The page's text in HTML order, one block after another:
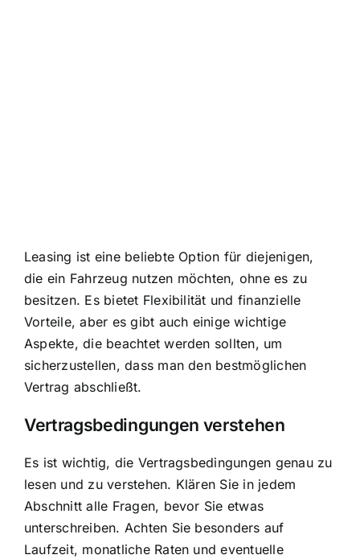
Leasing ist eine beliebte Option für diejenigen,
die ein Fahrzeug nutzen möchten, ohne es zu
besitzen. Es bietet Flexibilität und finanzielle
Vorteile, aber es gibt auch einige wichtige
Aspekte, die beachtet werden sollten, um
sicherzustellen, dass man den bestmöglichen
Vertrag abschließt.
Vertragsbedingungen verstehen
Es ist wichtig, die Vertragsbedingungen genau zu
lesen und zu verstehen. Klären Sie in jedem
Abschnitt alle Fragen, bevor Sie etwas
unterschreiben. Achten Sie besonders auf
Laufzeit, monatliche Raten und eventuelle